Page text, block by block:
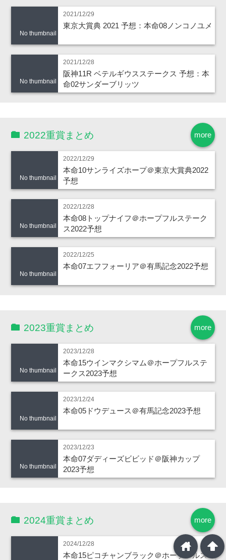
No thumbnail
2021/12/29
東京大賞典 2021 予想：本命08ノンコノユメ
No thumbnail
2021/12/28
阪神11R ベテルギウスステークス 予想：本
命02サンダーブリッツ
more
2022重賞まとめ
No thumbnail
2022/12/29
本命10サンライズホープ＠東京大賞典2022
予想
No thumbnail
2022/12/28
本命08トップナイフ＠ホープフルステーク
ス2022予想
No thumbnail
2022/12/25
本命07エフフォーリア＠有馬記念2022予想
more
2023重賞まとめ
No thumbnail
2023/12/28
本命15ウインマクシマム＠ホープフルステ
ークス2023予想
No thumbnail
2023/12/24
本命05ドウデュース＠有馬記念2023予想
No thumbnail
2023/12/23
本命07ダディーズビビッド＠阪神カップ
2023予想
more
2024重賞まとめ
2024/12/28
本命15ピコチャンブラック＠ホープフルス
arrowup
home